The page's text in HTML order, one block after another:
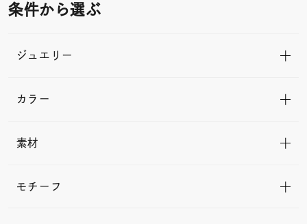
条件から選ぶ
ジュエリー
カラー
素材
モチーフ